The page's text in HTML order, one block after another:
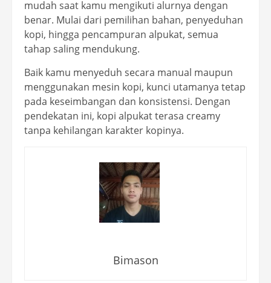
mudah saat kamu mengikuti alurnya dengan
benar. Mulai dari pemilihan bahan, penyeduhan
kopi, hingga pencampuran alpukat, semua
tahap saling mendukung.
Baik kamu menyeduh secara manual maupun
menggunakan mesin kopi, kunci utamanya tetap
pada keseimbangan dan konsistensi. Dengan
pendekatan ini, kopi alpukat terasa creamy
tanpa kehilangan karakter kopinya.
Bimason